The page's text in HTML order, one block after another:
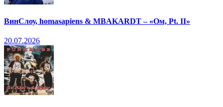
ВинСлоу, homasapiens & MBAKARDT – «Ом, Pt. II»
20.07.2026